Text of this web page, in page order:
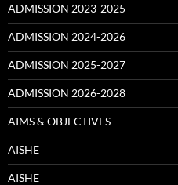
ADMISSION 2023-2025
ADMISSION 2024-2026
ADMISSION 2025-2027
ADMISSION 2026-2028
AIMS & OBJECTIVES
AISHE
AISHE